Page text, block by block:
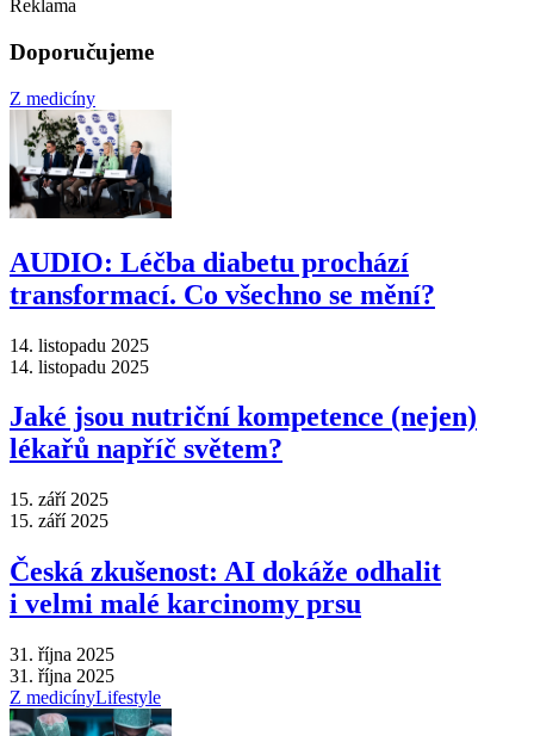
Reklama
Doporučujeme
Z medicíny
AUDIO: Léčba diabetu prochází
transformací. Co všechno se mění?
14. listopadu 2025
14. listopadu 2025
Jaké jsou nutriční kompetence (nejen)
lékařů napříč světem?
15. září 2025
15. září 2025
Česká zkušenost: AI dokáže odhalit
i velmi malé karcinomy prsu
31. října 2025
31. října 2025
Z medicínyLifestyle